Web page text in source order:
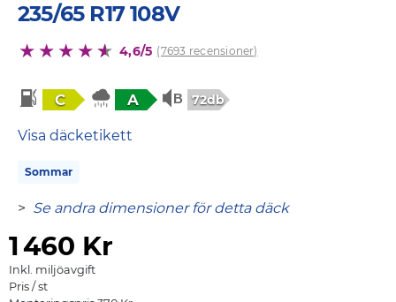
235/65 R17 108V
4,6/5 (7693 recensioner)
C A 72db
Visa däcketikett
Sommar
> Se andra dimensioner för detta däck
1460 Kr
Inkl. miljöavgift
Pris / st